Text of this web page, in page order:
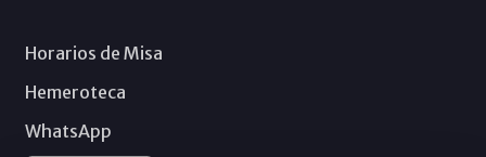
Horarios de Misa
Hemeroteca
WhatsApp